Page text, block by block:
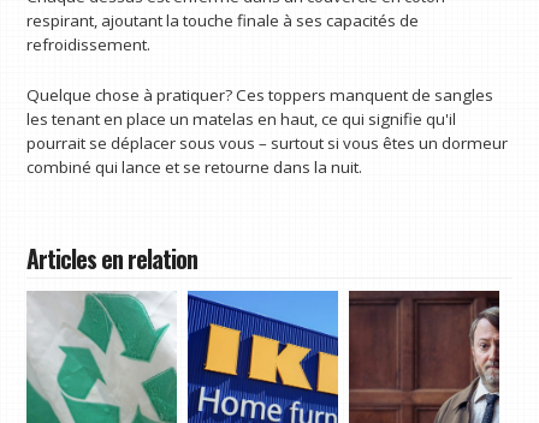
respirant, ajoutant la touche finale à ses capacités de
refroidissement.
Quelque chose à pratiquer? Ces toppers manquent de sangles
les tenant en place un matelas en haut, ce qui signifie qu'il
pourrait se déplacer sous vous – surtout si vous êtes un dormeur
combiné qui lance et se retourne dans la nuit.
Articles en relation